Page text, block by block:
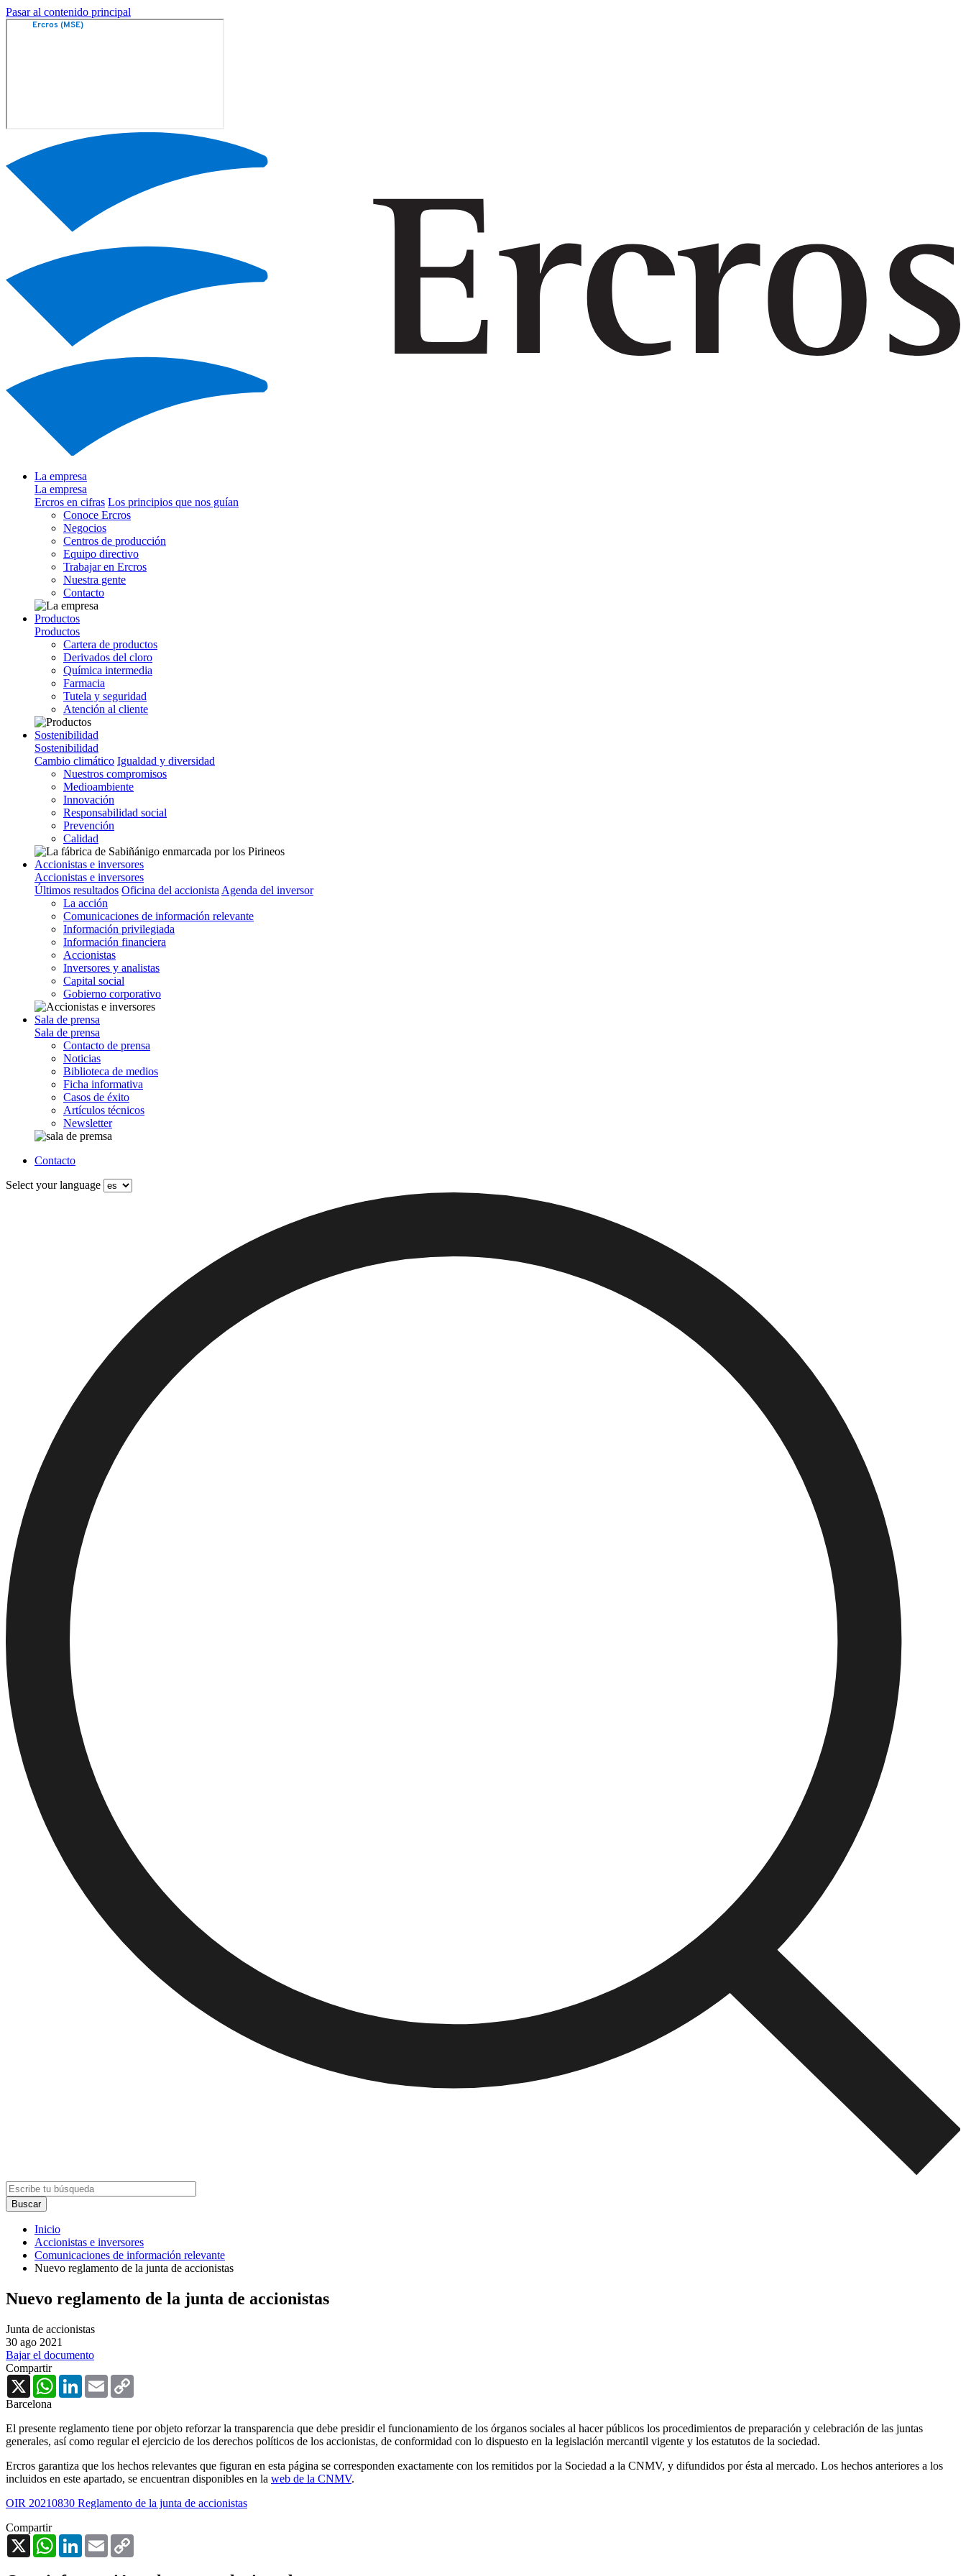
Pasar al contenido principal
La empresa
La empresa
Ercros en cifras Los principios que nos guían
Conoce Ercros
Negocios
Centros de producción
Equipo directivo
Trabajar en Ercros
Nuestra gente
Contacto
Productos
Productos
Cartera de productos
Derivados del cloro
Química intermedia
Farmacia
Tutela y seguridad
Atención al cliente
Sostenibilidad
Sostenibilidad
Cambio climático Igualdad y diversidad
Nuestros compromisos
Medioambiente
Innovación
Responsabilidad social
Prevención
Calidad
Accionistas e inversores
Accionistas e inversores
Últimos resultados Oficina del accionista Agenda del inversor
La acción
Comunicaciones de información relevante
Información privilegiada
Información financiera
Accionistas
Inversores y analistas
Capital social
Gobierno corporativo
Sala de prensa
Sala de prensa
Contacto de prensa
Noticias
Biblioteca de medios
Ficha informativa
Casos de éxito
Artículos técnicos
Newsletter
Contacto
Select your language
Inicio
Accionistas e inversores
Comunicaciones de información relevante
Nuevo reglamento de la junta de accionistas
Nuevo reglamento de la junta de accionistas
Junta de accionistas
30 ago 2021
Bajar el documento
Compartir
X
WhatsAppLinkedInEmail
Barcelona
El presente reglamento tiene por objeto reforzar la transparencia que debe presidir el funcionamiento de los órganos sociales al hacer públicos los procedimientos de preparación y celebración de las juntas
generales, así como regular el ejercicio de los derechos políticos de los accionistas, de conformidad con lo dispuesto en la legislación mercantil vigente y los estatutos de la sociedad.
Ercros garantiza que los hechos relevantes que figuran en esta página se corresponden exactamente con los remitidos por la Sociedad a la CNMV, y difundidos por ésta al mercado. Los hechos anteriores a los
incluidos en este apartado, se encuentran disponibles en la web de la CNMV.
OIR 20210830 Reglamento de la junta de accionistas
Compartir
X
WhatsAppLinkedInEmail